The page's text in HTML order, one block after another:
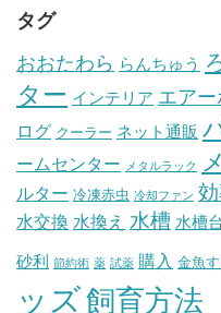
タグ
おおたわら らんちゅう
ター インテリア エア
ログ クーラー ネット通販
ームセンター
メタルラック
ルター 冷凍赤虫 冷却ファン
水交換 水換え 水槽 水槽
砂利 節約術 薬 試薬 購入 金魚
ッズ飼育方法